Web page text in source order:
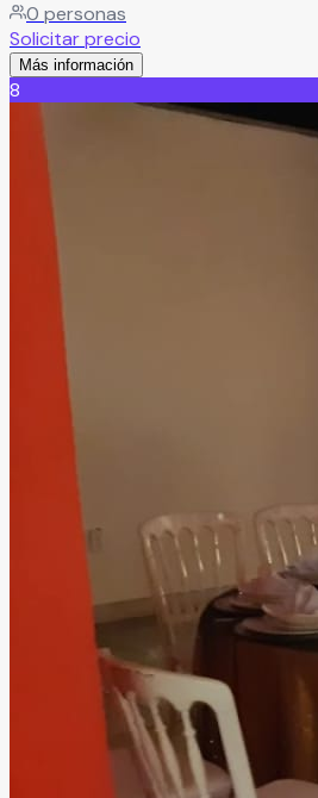
hará de tu celebración algo especial.
0 personas
Solicitar precio
Más información
8